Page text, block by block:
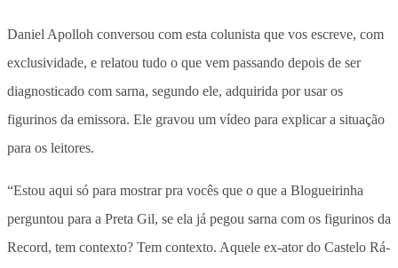
Daniel Apolloh conversou com esta colunista que vos escreve, com
exclusividade, e relatou tudo o que vem passando depois de ser
diagnosticado com sarna, segundo ele, adquirida por usar os
figurinos da emissora. Ele gravou um vídeo para explicar a situação
para os leitores.
“Estou aqui só para mostrar pra vocês que o que a Blogueirinha
perguntou para a Preta Gil, se ela já pegou sarna com os figurinos da
Record, tem contexto? Tem contexto. Aquele ex-ator do Castelo Rá-